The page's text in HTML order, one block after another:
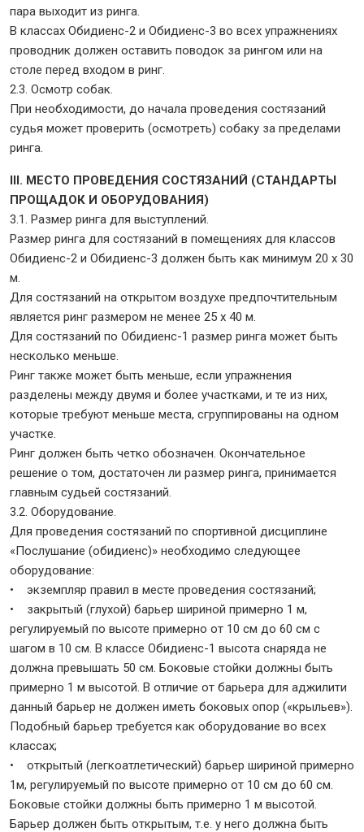
пара выходит из ринга.
В классах Обидиенс-2 и Обидиенс-3 во всех упражнениях
проводник должен оставить поводок за рингом или на
столе перед входом в ринг.
2.3. Осмотр собак.
При необходимости, до начала проведения состязаний
судья может проверить (осмотреть) собаку за пределами
ринга.
III. МЕСТО ПРОВЕДЕНИЯ СОСТЯЗАНИЙ (СТАНДАРТЫ
ПРОЩАДОК И ОБОРУДОВАНИЯ)
3.1. Размер ринга для выступлений.
Размер ринга для состязаний в помещениях для классов
Обидиенс-2 и Обидиенс-3 должен быть как минимум 20 х 30
м.
Для состязаний на открытом воздухе предпочтительным
является ринг размером не менее 25 х 40 м.
Для состязаний по Обидиенс-1 размер ринга может быть
несколько меньше.
Ринг также может быть меньше, если упражнения
разделены между двумя и более участками, и те из них,
которые требуют меньше места, сгруппированы на одном
участке.
Ринг должен быть четко обозначен. Окончательное
решение о том, достаточен ли размер ринга, принимается
главным судьей состязаний.
3.2. Оборудование.
Для проведения состязаний по спортивной дисциплине
«Послушание (обидиенс)» необходимо следующее
оборудование:
• экземпляр правил в месте проведения состязаний;
• закрытый (глухой) барьер шириной примерно 1 м,
регулируемый по высоте примерно от 10 см до 60 см с
шагом в 10 см. В классе Обидиенс-1 высота снаряда не
должна превышать 50 см. Боковые стойки должны быть
примерно 1 м высотой. В отличие от барьера для аджилити
данный барьер не должен иметь боковых опор («крыльев»).
Подобный барьер требуется как оборудование во всех
классах;
• открытый (легкоатлетический) барьер шириной примерно
1м, регулируемый по высоте примерно от 10 см до 60 см.
Боковые стойки должны быть примерно 1 м высотой.
Барьер должен быть открытым, т.е. у него должна быть